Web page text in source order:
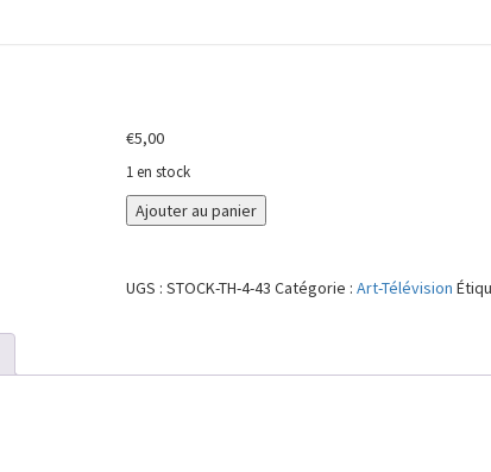
€5,00
1 en stock
quantité
de
Deschiens
Ajouter au panier
UGS : STOCK-TH-4-43 Catégorie : Art-Télévision